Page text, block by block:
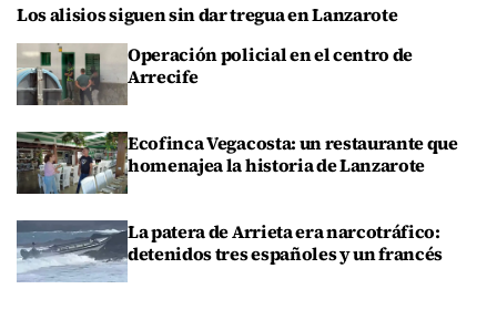
Los alisios siguen sin dar tregua en Lanzarote
Operación policial en el centro de
Arrecife
Ecofinca Vegacosta: un restaurante que
homenajea la historia de Lanzarote
La patera de Arrieta era narcotráfico:
detenidos tres españoles y un francés